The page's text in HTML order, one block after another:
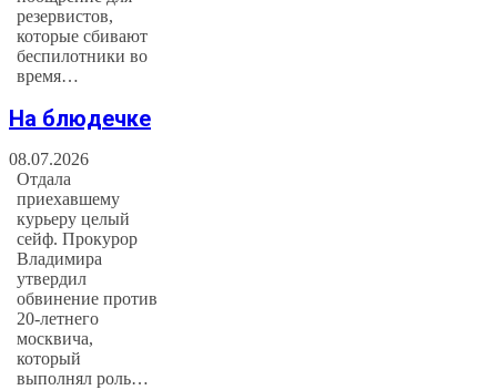
резервистов,
которые сбивают
беспилотники во
время…
На блюдечке
08.07.2026
Отдала
приехавшему
курьеру целый
сейф. Прокурор
Владимира
утвердил
обвинение против
20-летнего
москвича,
который
выполнял роль…